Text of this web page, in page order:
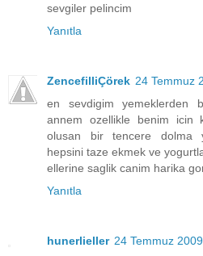
sevgiler pelincim
Yanıtla
ZencefilliÇörek 24 Temmuz
en sevdigim yemeklerden
annem ozellikle benim icin
olusan bir tencere dolma
hepsini taze ekmek ve
ellerine saglik canim harika
Yanıtla
hunerlieller 24 Temmuz